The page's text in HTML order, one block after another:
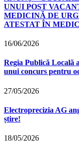
UNUI POST
MEDICINĂ DE
ATESTAT ÎN
16/06/2026
Regia Publică Locală
unui concurs pentru
27/05/2026
Electroprecizia AG
știre!
18/05/2026